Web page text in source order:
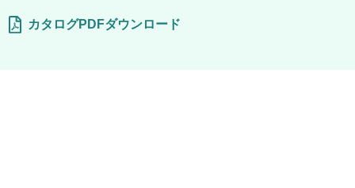
カタログPDFダウンロード